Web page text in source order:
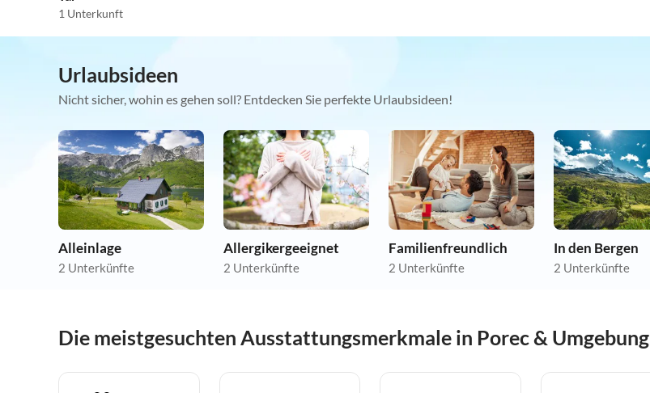
1 Unterkunft
Urlaubsideen
Nicht sicher, wohin es gehen soll? Entdecken Sie perfekte Urlaubsideen!
Alleinlage
2 Unterkünfte
Allergikergeeignet
2 Unterkünfte
Familienfreundlich
2 Unterkünfte
In den Bergen
2 Unterkünfte
Die meistgesuchten Ausstattungsmerkmale in Porec & Umgebung